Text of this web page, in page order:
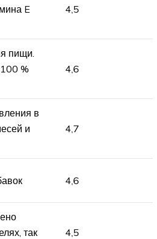
E 4,5
пищи.
%
4,6
в
и
4,7
4,6
так
4,5